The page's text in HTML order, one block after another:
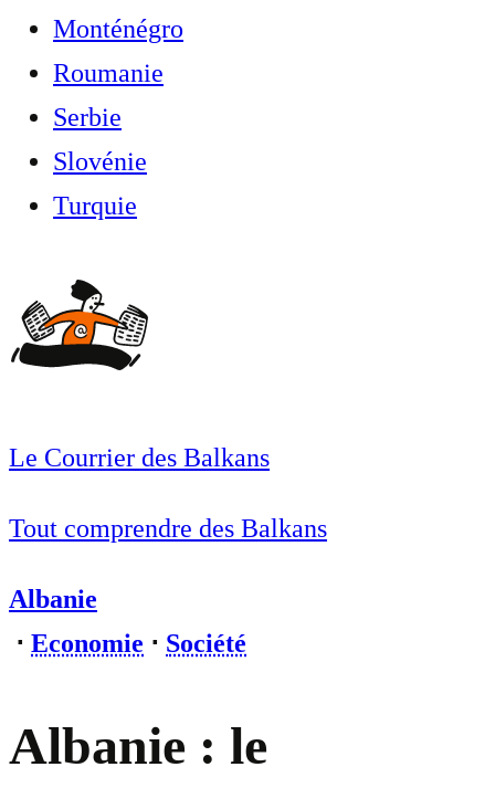
Monténégro
Roumanie
Serbie
Slovénie
Turquie
Le Courrier des Balkans
Tout comprendre des Balkans
Albanie
⋅ Economie ⋅ Société
Albanie : le